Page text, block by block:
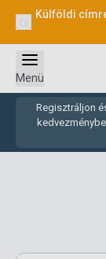
Külföldi
Regisztráljon
Menü